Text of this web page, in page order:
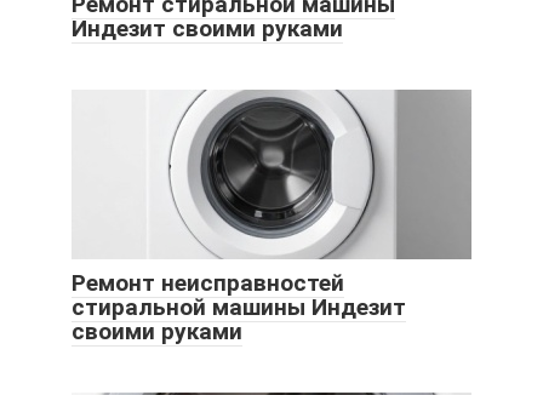
Индезит своими руками
Ремонт неисправностей
стиральной машины Индезит
своими руками